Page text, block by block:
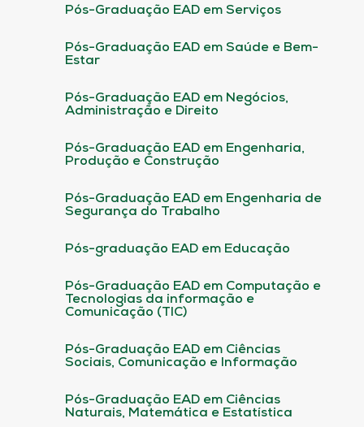
Pós-Graduação EAD em Serviços
Pós-Graduação EAD em Saúde e Bem-
Estar
Pós-Graduação EAD em Negócios,
Administração e Direito
Pós-Graduação EAD em Engenharia,
Produção e Construção
Pós-Graduação EAD em Engenharia de
Segurança do Trabalho
Pós-graduação EAD em Educação
Pós-Graduação EAD em Computação e
Tecnologias da informação e
Comunicação (TIC)
Pós-Graduação EAD em Ciências
Sociais, Comunicação e Informação
Pós-Graduação EAD em Ciências
Naturais, Matemática e Estatística